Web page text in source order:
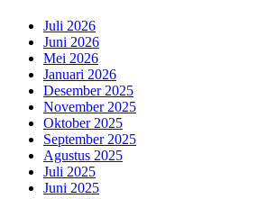
Juli 2026
Juni 2026
Mei 2026
Januari 2026
Desember 2025
November 2025
Oktober 2025
September 2025
Agustus 2025
Juli 2025
Juni 2025